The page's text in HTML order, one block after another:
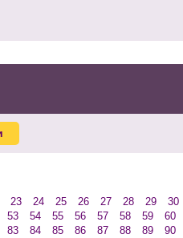
23 24 25 26 27 28 29
30
53 54 55 56 57 58 59
60
83 84 85 86 87 88 89
90